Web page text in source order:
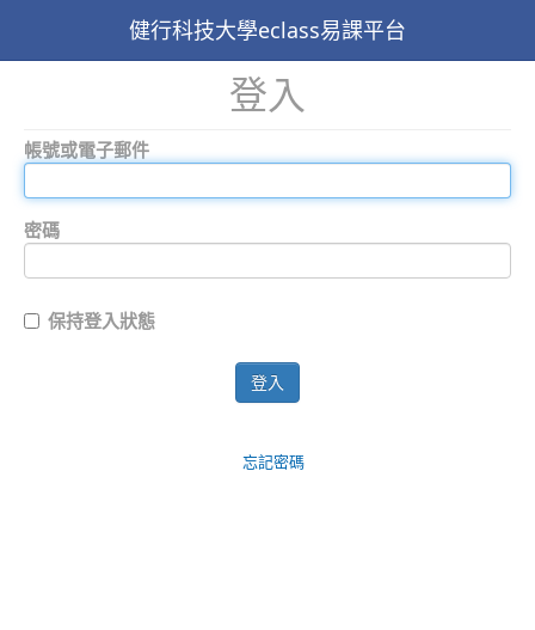
健行科技大學eclass易課平台
登入
帳號或電子郵件
密碼
保持登入狀態
登入
忘記密碼